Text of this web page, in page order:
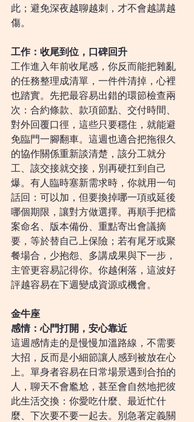
此；避免深夜越聊越刺，才不會越講越
傷。
工作：收尾到位，口碑回升
工作進入年前收尾感，你反而能把雜亂
的任務整理成清單，一件件清掉，心裡
也踏實。先把最容易出錯的環節檢查兩
次：合約條款、款項節點、交付時間、
對外回覆口徑，這些只要穩住，就能避
免臨門一腳翻車。這週也適合把拖很久
的協作關係重新談清楚，該分工就分
工、該交接就交接，別再硬扛到自己
爆。有人臨時塞新需求時，你就用一句
話回：可以加，但要換掉哪一項或延後
哪個期限，讓對方做選擇。再順手把檔
案命名、版本備份、重點寄出會議摘
要，等於替自己上保險；若有尾牙或聚
餐場合，少抱怨、多講成果與下一步，
主管更容易記得你。你越俐落，這波好
評越容易在下週變成資源或機會。
金牛座
感情：心門打開，安心靠近
這週感情走的是慢慢加溫路線，不需要
大招，反而是小細節讓人感到被放在心
上。單身者容易在日常場景遇到合拍的
人，聊天不會尷尬，甚至會自然地把彼
此生活交換：你愛吃什麼、最近忙什
麼、下次要不要一起去。別急著定義關